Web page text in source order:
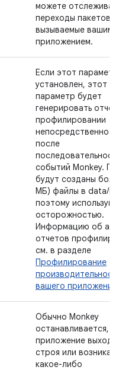
можете
переходы пакетов,
вызываемые вашим
приложением.
Если этот параметр
установлен, этот
параметр будет
генерировать
профилировании
непосредственно
после
событий Monkey.
будут созданы
МБ) файлы в data/
поэтому
осторожностью.
Информацию об
отчетов
см. в разделе
Профилирование
вашего приложения
Обычно Monkey
останавливается,
приложение
строя или
какое-либо